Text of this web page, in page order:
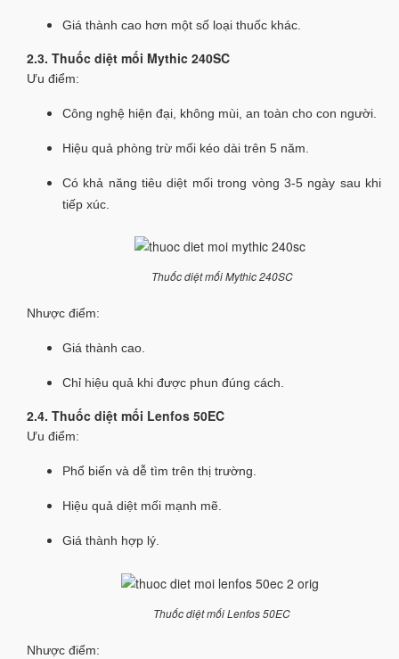
Giá thành cao hơn một số loại thuốc khác.
2.3. Thuốc diệt mối Mythic 240SC
Ưu điểm:
Công nghệ hiện đại, không mùi, an toàn cho con người.
Hiệu quả phòng trừ mối kéo dài trên 5 năm.
Có khả năng tiêu diệt mối trong vòng 3-5 ngày sau khi
tiếp xúc.
Thuốc diệt mối Mythic 240SC
Nhược điểm:
Giá thành cao.
Chỉ hiệu quả khi được phun đúng cách.
2.4. Thuốc diệt mối Lenfos 50EC
Ưu điểm:
Phổ biến và dễ tìm trên thị trường.
Hiệu quả diệt mối mạnh mẽ.
Giá thành hợp lý.
Thuốc diệt mối Lenfos 50EC
Nhược điểm: